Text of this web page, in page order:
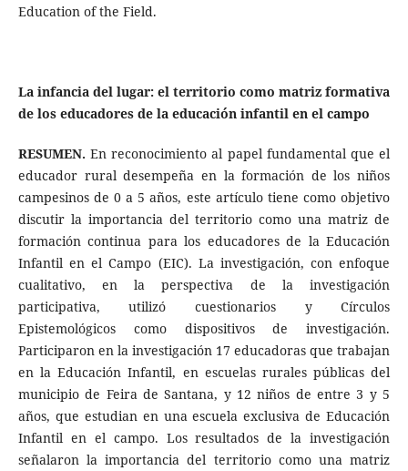
Education of the Field.
La infancia del lugar: el territorio como matriz formativa
de los educadores de la educación infantil en el campo
RESUMEN. En reconocimiento al papel fundamental que el
educador rural desempeña en la formación de los niños
campesinos de 0 a 5 años, este artículo tiene como objetivo
discutir la importancia del territorio como una matriz de
formación continua para los educadores de la Educación
Infantil en el Campo (EIC). La investigación, con enfoque
cualitativo, en la perspectiva de la investigación
participativa, utilizó cuestionarios y Círculos
Epistemológicos como dispositivos de investigación.
Participaron en la investigación 17 educadoras que trabajan
en la Educación Infantil, en escuelas rurales públicas del
municipio de Feira de Santana, y 12 niños de entre 3 y 5
años, que estudian en una escuela exclusiva de Educación
Infantil en el campo. Los resultados de la investigación
señalaron la importancia del territorio como una matriz